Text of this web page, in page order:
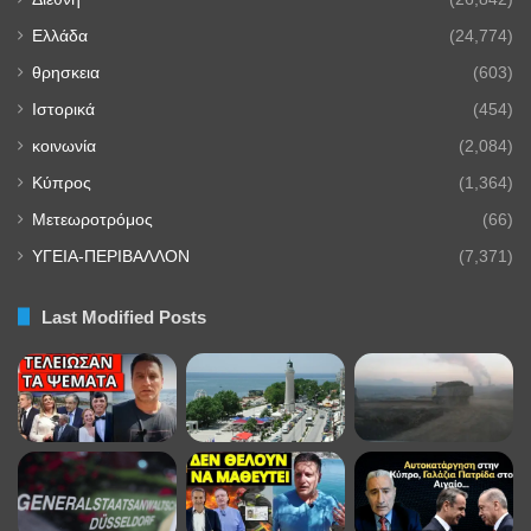
Ελλάδα (24,774)
θρησκεια (603)
Ιστορικά (454)
κοινωνία (2,084)
Κύπρος (1,364)
Μετεωροτρόμος (66)
ΥΓΕΙΑ-ΠΕΡΙΒΑΛΛΟΝ (7,371)
Last Modified Posts